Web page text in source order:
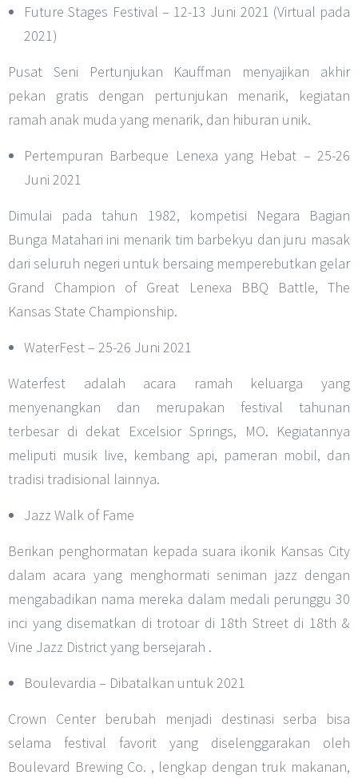
Future Stages Festival – 12-13 Juni 2021 (Virtual pada
2021)
Pusat Seni Pertunjukan Kauffman menyajikan akhir
pekan gratis dengan pertunjukan menarik, kegiatan
ramah anak muda yang menarik, dan hiburan unik.
Pertempuran Barbeque Lenexa yang Hebat – 25-26
Juni 2021
Dimulai pada tahun 1982, kompetisi Negara Bagian
Bunga Matahari ini menarik tim barbekyu dan juru masak
dari seluruh negeri untuk bersaing memperebutkan gelar
Grand Champion of Great Lenexa BBQ Battle, The
Kansas State Championship.
WaterFest – 25-26 Juni 2021
Waterfest adalah acara ramah keluarga yang
menyenangkan dan merupakan festival tahunan
terbesar di dekat Excelsior Springs, MO. Kegiatannya
meliputi musik live, kembang api, pameran mobil, dan
tradisi tradisional lainnya.
Jazz Walk of Fame
Berikan penghormatan kepada suara ikonik Kansas City
dalam acara yang menghormati seniman jazz dengan
mengabadikan nama mereka dalam medali perunggu 30
inci yang disematkan di trotoar di 18th Street di 18th &
Vine Jazz District yang bersejarah .
Boulevardia – Dibatalkan untuk 2021
Crown Center berubah menjadi destinasi serba bisa
selama festival favorit yang diselenggarakan oleh
Boulevard Brewing Co. , lengkap dengan truk makanan,